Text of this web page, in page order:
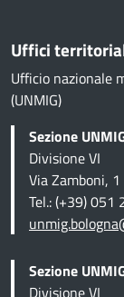
Uffici
Ufficio nazionale
(UNMIG)
Sezione
Divisione VI
Via Zamboni,
Tel.: (+39) 051
Sezione
Divisione VI